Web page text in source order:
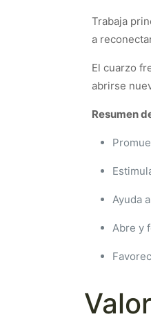
Trabaja
a
El cuarzo
abrirse
Resumen
Ayuda
Abre y